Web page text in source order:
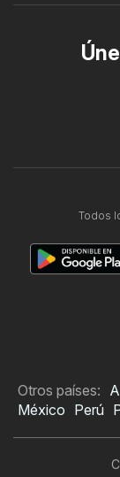
Todos
Otros países:
México Perú